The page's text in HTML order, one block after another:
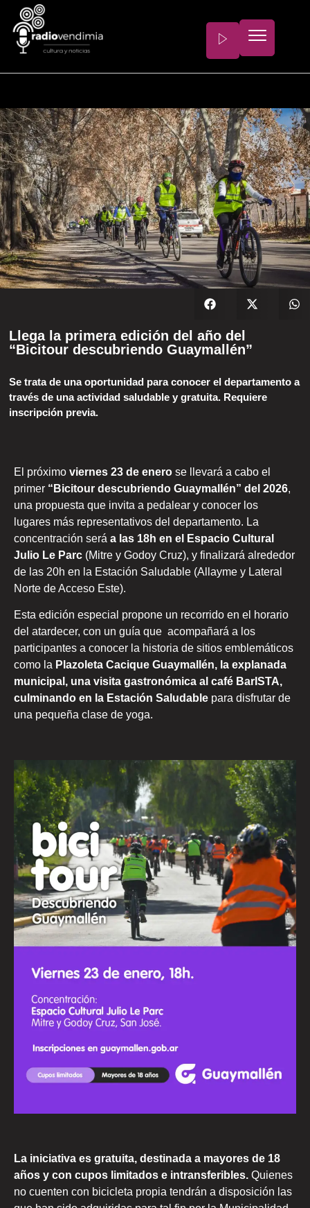
Llega la primera edición del año del
“Bicitour descubriendo Guaymallén”
Se trata de una oportunidad para conocer el departamento a
través de una actividad saludable y gratuita. Requiere
inscripción previa.
El próximo viernes 23 de enero se llevará a cabo el
primer “Bicitour descubriendo Guaymallén” del 2026,
una propuesta que invita a pedalear y conocer los
lugares más representativos del departamento. La
concentración será a las 18h en el Espacio Cultural
Julio Le Parc (Mitre y Godoy Cruz), y finalizará alrededor
de las 20h en la Estación Saludable (Allayme y Lateral
Norte de Acceso Este).
Esta edición especial propone un recorrido en el horario
del atardecer, con un guía que acompañará a los
participantes a conocer la historia de sitios emblemáticos
como la Plazoleta Cacique Guaymallén, la explanada
municipal, una visita gastronómica al café BarISTA,
culminando en la Estación Saludable para disfrutar de
una pequeña clase de yoga.
La iniciativa es gratuita, destinada a mayores de 18
años y con cupos limitados e intransferibles. Quienes
no cuenten con bicicleta propia tendrán a disposición las